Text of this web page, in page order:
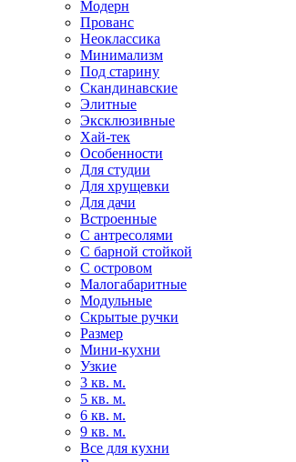
Модерн
Прованс
Неоклассика
Минимализм
Под старину
Скандинавские
Элитные
Эксклюзивные
Хай-тек
Особенности
Для студии
Для хрущевки
Для дачи
Встроенные
С антресолями
С барной стойкой
С островом
Малогабаритные
Модульные
Скрытые ручки
Размер
Мини-кухни
Узкие
3 кв. м.
5 кв. м.
6 кв. м.
9 кв. м.
Все для кухни